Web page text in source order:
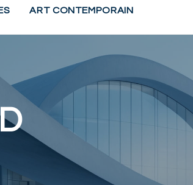
ART CONTEMPORAIN